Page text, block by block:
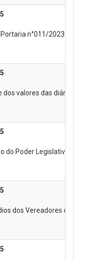
n°011/2023 que
dos valores das diárias,
do Poder Legislativo do
dos Vereadores do